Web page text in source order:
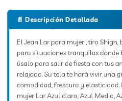
El Jean Lar para mujer , tiro
para situaciones tranquilas donde
úsalo para salir de fiesta con tus
relajado. Su tela te hará vivir una
comodidad, frescura y elasticidad.
mujer Lar Azul claro, Azul Medio,